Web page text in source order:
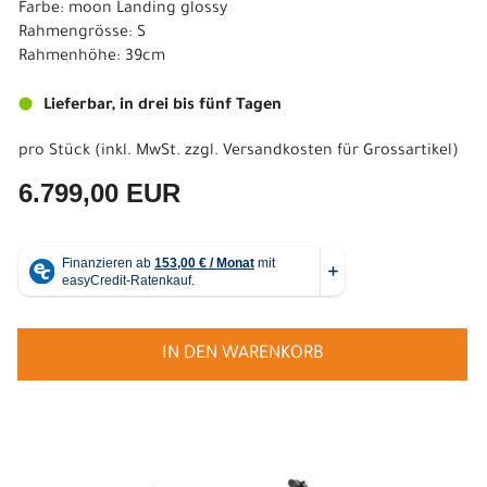
Farbe: moon Landing glossy
Rahmengrösse: S
Rahmenhöhe: 39cm
Lieferbar, in drei bis fünf Tagen
pro Stück (inkl. MwSt. zzgl. Versandkosten für Grossartikel)
6.799,00 EUR
IN DEN WARENKORB